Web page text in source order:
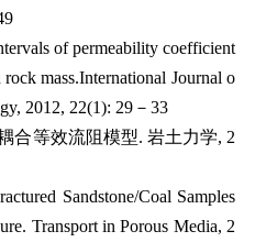
of permeability coefficient
mass.International Journal o
2012, 22(1): 29－ 33
合等效流阻模型. 岩土力学, 2
Sandstone/Coal Samples
Transport in Porous Media, 2